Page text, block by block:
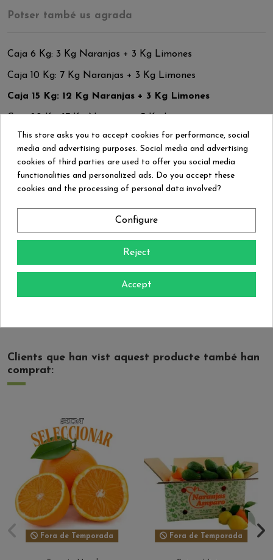
Potser també us agrada
Caja 6 Kg: 3 Kg Naranjas + 3 Kg Limones
Caja 10 Kg: 7 Kg Naranjas + 3 Kg Limones
Caja 15 Kg: 12 Kg Naranjas + 3 Kg Limones
Caja 20 Kg: 17 Kg Naranjas + 3 Kg Limones
Caja 30 Kg: 27 Kg Naranjas + 3 Kg Limones
Actualment no hi ha ressenyes de clients.
Clients que han vist aquest producte també han
comprat:
Fora de Temporada Fora de Temporada
This store asks you to accept cookies for performance, social
media and advertising purposes. Social media and advertising
cookies of third parties are used to offer you social media
functionalities and personalized ads. Do you accept these
cookies and the processing of personal data involved?
Configure
Reject
Accept